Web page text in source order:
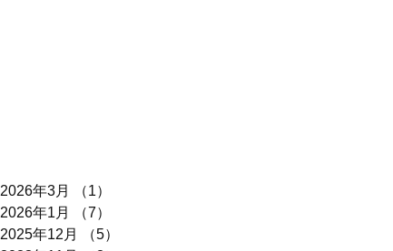
2026年3月 （1）
2026年1月
（7）
2025年12月
（5）